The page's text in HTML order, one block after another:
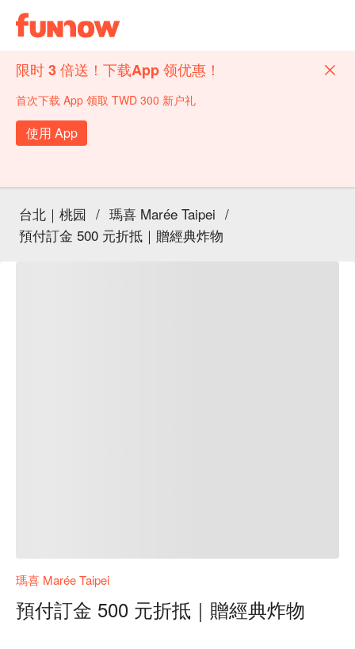
限时 3 倍送！下载App 领优惠！
首次下载 App 领取 TWD 300 新户礼
使用 App
台北｜桃园 / 瑪喜 Marée Taipei /
預付訂金 500 元折抵｜贈經典炸物
瑪喜 Marée Taipei
預付訂金 500 元折抵｜贈經典炸物